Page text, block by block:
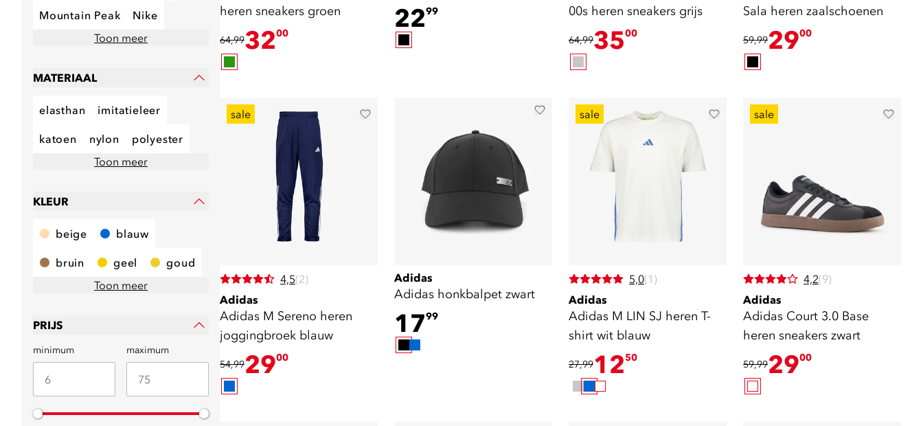
Mountain Peak
Nike
Toon meer
MATERIAAL
elasthan imitatieleer
katoen nylon
polyester
Toon meer
KLEUR
beige blauw
bruin geel
goud
Toon meer
PRIJS
minimum maximum
heren sneakers groen
64,993200 2299
00s heren sneakers grijs
64,993500
Sala heren zaalschoenen
59,992900
sale
4,5(2)
Adidas
Adidas M Sereno heren
joggingbroek blauw
54,992900
Adidas
Adidas honkbalpet zwart
1799
sale
5,0(1)
Adidas
Adidas M LIN SJ heren T-
shirt wit blauw
27,991250
sale
4,2(9)
Adidas
Adidas Court 3.0 Base
heren sneakers zwart
59,992900